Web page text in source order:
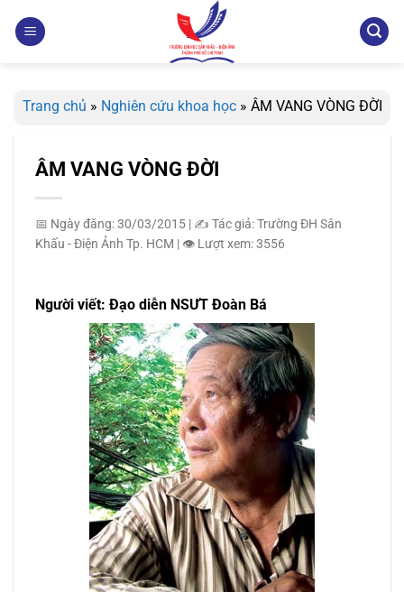
qua
Trang chủ » Nghiên cứu khoa học » ÂM VANG VÒNG ĐỜI
ÂM VANG VÒNG ĐỜI
📅 Ngày đăng: 30/03/2015 | ✍️ Tác giả: Trường ĐH Sân
Khấu - Điện Ảnh Tp. HCM | 👁️ Lượt xem: 3556
Người viết: Đạo diễn NSƯT Đoàn Bá